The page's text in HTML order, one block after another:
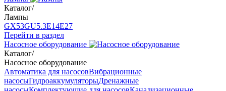
Каталог/
Лампы
GX53GU5.3Е14Е27
Перейти в раздел
Насосное оборудование
Каталог/
Насосное оборудование
Автоматика для насосовВибрационные
насосыГидроаккумуляторыДренажные